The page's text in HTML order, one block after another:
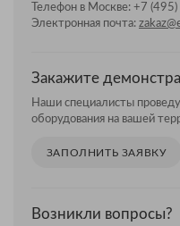
Телефон в Москве: +7
Электронная почта:
Закажите
Наши специалисты
оборудования на вашей
ЗАПОЛНИТЬ ЗАЯВКУ
Возникли вопросы?